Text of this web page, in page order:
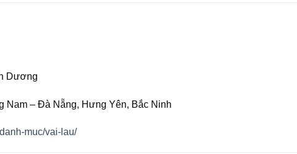
Dương
Nam – Đà Nẵng, Hưng Yên, Bắc Ninh
muc/vai-lau/